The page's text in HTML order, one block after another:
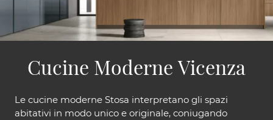
Cucine Moderne Vicenza
Le cucine moderne Stosa interpretano gli spazi
abitativi in modo unico e originale, coniugando